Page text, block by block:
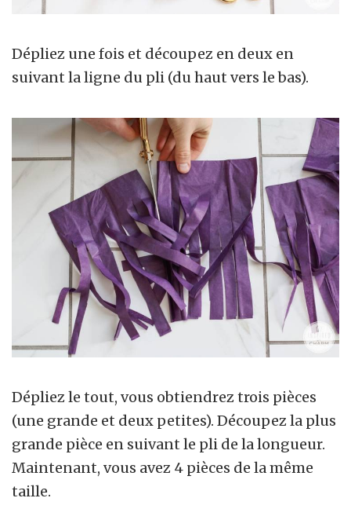
Dépliez une fois et découpez en deux en
suivant la ligne du pli (du haut vers le bas).
Dépliez le tout, vous obtiendrez trois pièces
(une grande et deux petites). Découpez la plus
grande pièce en suivant le pli de la longueur.
Maintenant, vous avez 4 pièces de la même
taille.